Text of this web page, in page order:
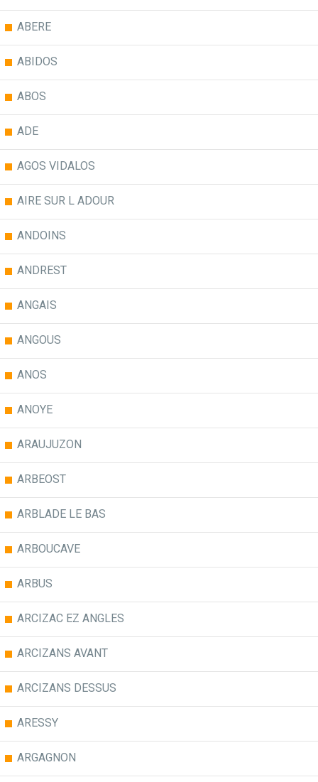
ABERE
ABIDOS
ABOS
ADE
AGOS VIDALOS
AIRE SUR L ADOUR
ANDOINS
ANDREST
ANGAIS
ANGOUS
ANOS
ANOYE
ARAUJUZON
ARBEOST
ARBLADE LE BAS
ARBOUCAVE
ARBUS
ARCIZAC EZ ANGLES
ARCIZANS AVANT
ARCIZANS DESSUS
ARESSY
ARGAGNON